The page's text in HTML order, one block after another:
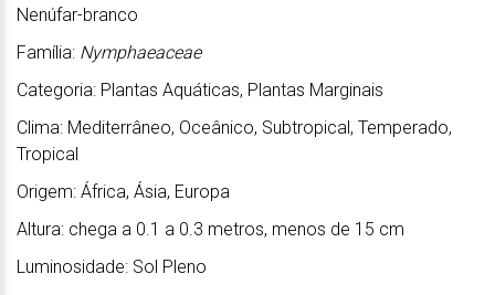
Nenúfar-branco
Família: Nymphaeaceae
Categoria: Plantas Aquáticas, Plantas Marginais
Clima: Mediterrâneo, Oceânico, Subtropical, Temperado,
Tropical
Origem: África, Ásia, Europa
Altura: chega a 0.1 a 0.3 metros, menos de 15 cm
Luminosidade: Sol Pleno